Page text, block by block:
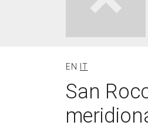
EN IT
San